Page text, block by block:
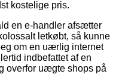
kostelige pris.
en e-handler afsætter
letkøbt, så kunne
om en uærlig internet
indbefattet af en
overfor uægte shops på